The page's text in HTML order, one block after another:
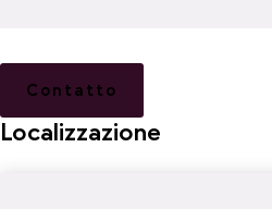
Contatto
Localizzazione